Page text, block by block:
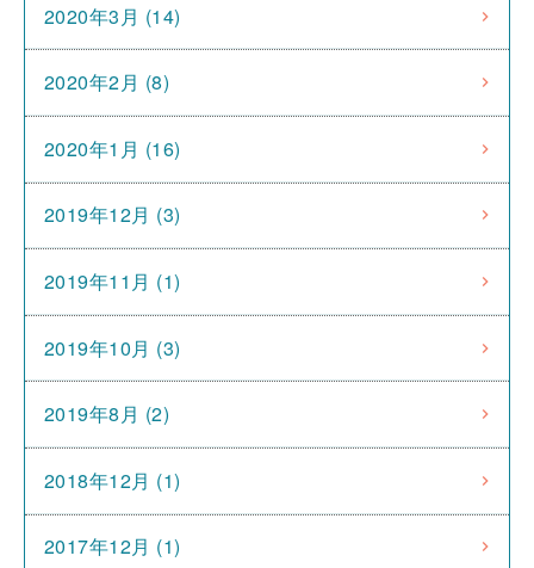
2020年3月 (14)
2020年2月 (8)
2020年1月 (16)
2019年12月 (3)
2019年11月 (1)
2019年10月 (3)
2019年8月 (2)
2018年12月 (1)
2017年12月 (1)